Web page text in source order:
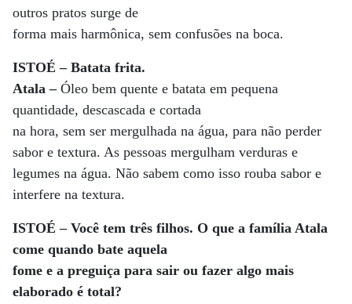
outros pratos surge de
forma mais harmônica, sem confusões na boca.
ISTOÉ – Batata frita.
Atala –Óleo bem quente e batata em pequena
quantidade, descascada e cortada
na hora, sem ser mergulhada na água, para não perder
sabor e textura. As pessoas mergulham verduras e
legumes na água. Não sabem como isso rouba sabor e
interfere na textura.
ISTOÉ – Você tem três filhos. O que a família Atala
come quando bate aquela
fome e a preguiça para sair ou fazer algo mais
elaborado é total?